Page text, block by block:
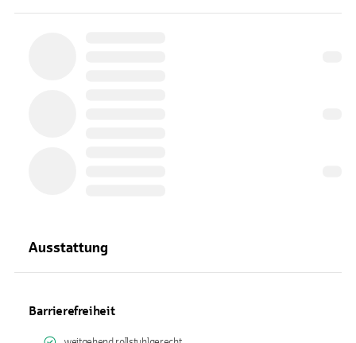
Ausstattung
Barrierefreiheit